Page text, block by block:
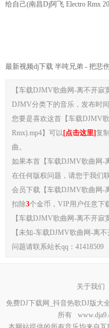
最新视频dj下载 半吨兄弟 - 把悲
【车载DJMV歌曲网-离不开寂
DJMV分类下的音乐，发布时
您要是喜欢这首【车载DJMV
Rmx).mp4】可以 [点击这里]复
曲。
如果本首【车载DJMV歌曲网-
在任何版权问题，请您于我们
会员下载【车载DJMV歌曲网-
扣除3个金币，VIP用户任意下
【车载DJMV歌曲网-离不开寂
【未知-车载DJMV歌曲网-离
问题请联系站长qq：41418509
关于我们
免费DJ下载网_抖音热歌DJ版大
所有